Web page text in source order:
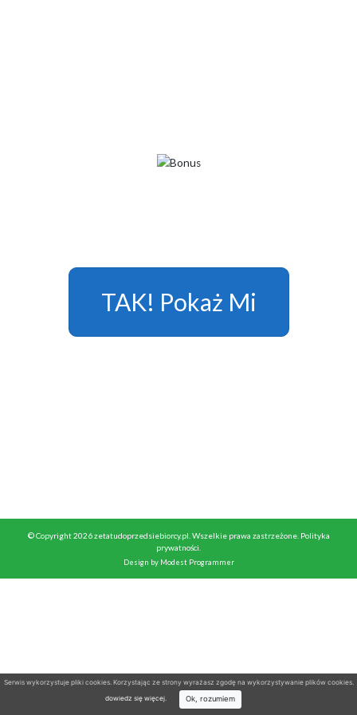
TAK! Pokaż Mi
© Copyright 2026 zetatudoprzedsiebiorcy.pl. Wszelkie prawa zastrzeżone. Polityka
prywatności
Design by Modest Programmer
Serwis wykorzystuje pliki cookies. Korzystając ze strony wyrażasz zgodę na wykorzystywanie plików cookies.
dowiedz się więcej. Ok, rozumiem